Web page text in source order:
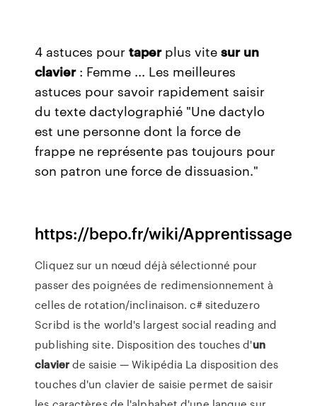
4 astuces pourtaperplus vitesur un
clavier: Femme ... Les meilleures
astuces pour savoir rapidement saisir
du texte dactylographié "Une dactylo
est une personne dont la force de
frappe ne représente pas toujours pour
son patron une force de dissuasion."
https://bepo.fr/wiki/Apprentissage
Cliquez sur un nœud déjà sélectionné pour
passer des poignées de redimensionnement à
celles de rotation/inclinaison.c# siteduzero
Scribd is the world's largest social reading and
publishing site. Disposition des touches d'un
clavierde saisie — Wikipédia La disposition des
touches d'un clavier de saisie permet de saisir